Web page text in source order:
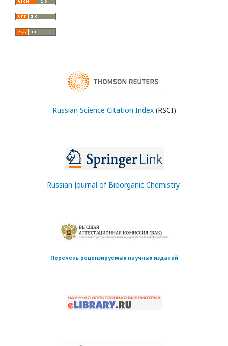
Russian Science Citation Index(RSCI)
Russian Journal of Bioorganic Chemistry
Перечень рецензируемых научных изданий